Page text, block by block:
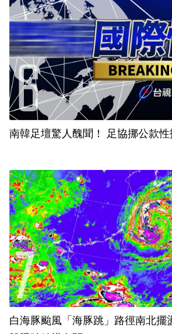
南韓足壇驚人醜聞！ 足協挪公款
白海豚颱風「海豚跳」路徑南北